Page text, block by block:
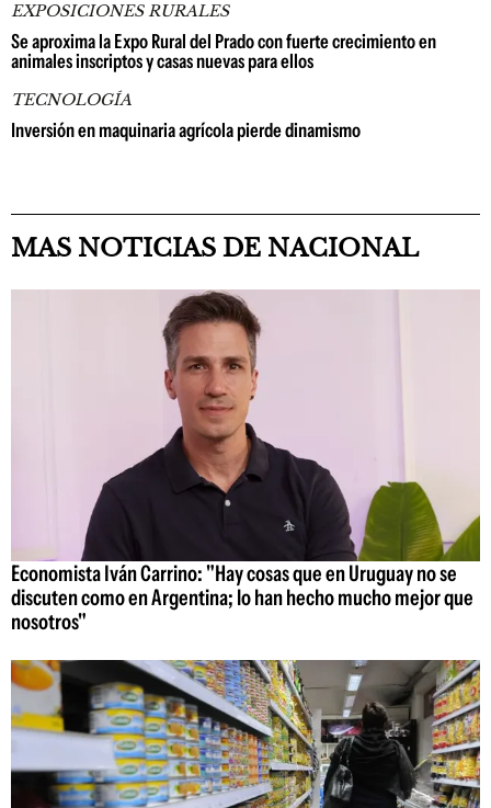
EXPOSICIONES RURALES
Se aproxima la Expo Rural del Prado con fuerte crecimiento en
animales inscriptos y casas nuevas para ellos
TECNOLOGÍA
Inversión en maquinaria agrícola pierde dinamismo
MAS NOTICIAS DE NACIONAL
Economista Iván Carrino: "Hay cosas que en Uruguay no se
discuten como en Argentina; lo han hecho mucho mejor que
nosotros"